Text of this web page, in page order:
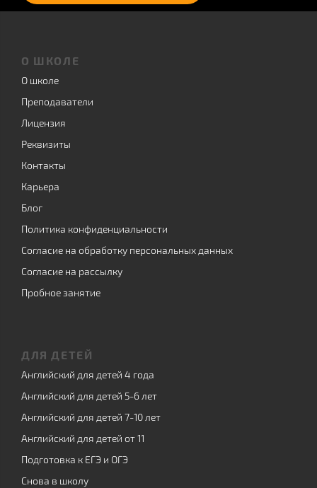
О ШКОЛЕ
О школе
Преподаватели
Лицензия
Реквизиты
Контакты
Карьера
Блог
Политика конфиденциальности
Согласие на обработку персональных данных
Согласие на рассылку
Пробное занятие
ДЛЯ ДЕТЕЙ
Английский для детей 4 года
Английский для детей 5-6 лет
Английский для детей 7-10 лет
Английский для детей от 11
Подготовка к ЕГЭ и ОГЭ
Снова в школу